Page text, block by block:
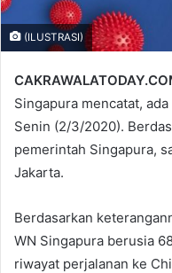
(ILUSTRASI)
Singapura mencatat,
Senin (2/3/2020).
pemerintah Singapura,
Jakarta.
Berdasarkan
WN Singapura berusia
riwayat perjalanan ke